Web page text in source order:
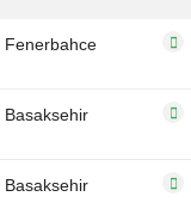
Fenerbahce
Basaksehir
Basaksehir